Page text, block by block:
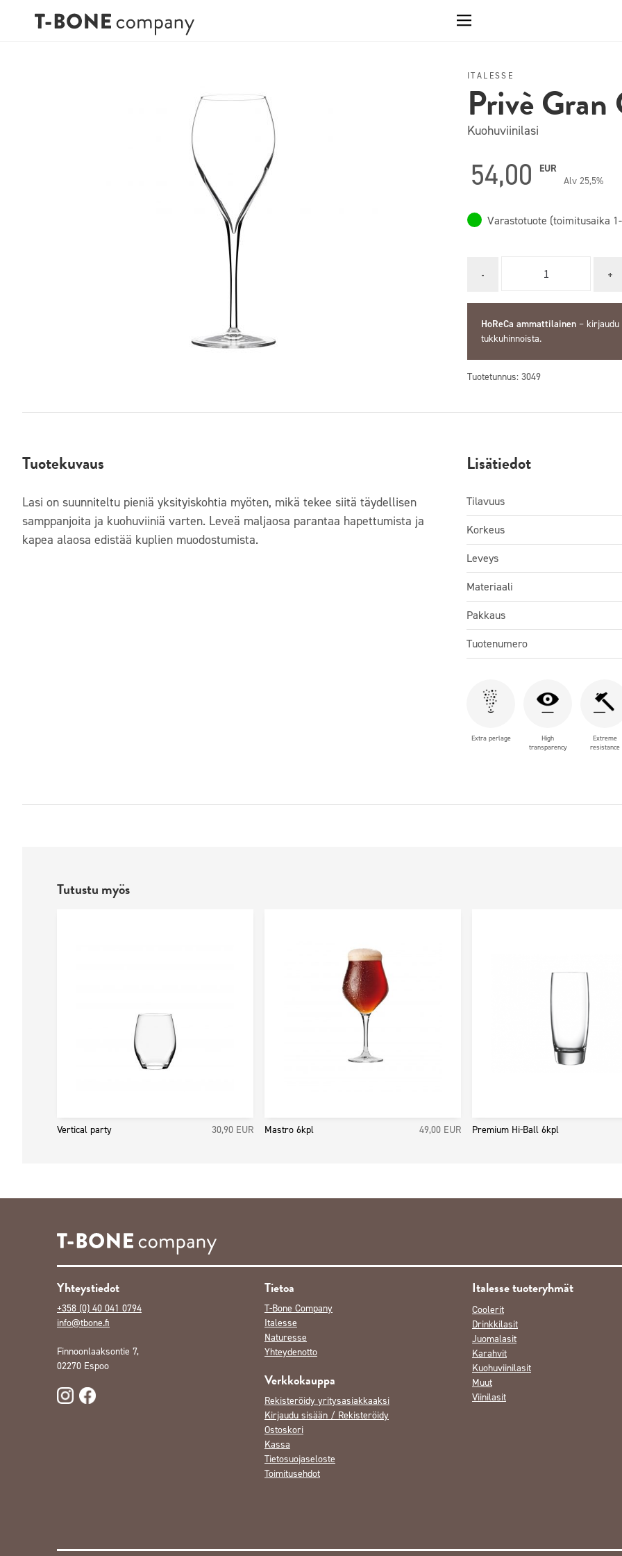
ITALESSE
Privè
Kuohuviinilasi
54,00
EUR
Alv 25,5%
Varastotuote (toimitusaika
HoReCa ammattilainen –
tukkuhinnoista.
Tuotetunnus: 3049
Tuotekuvaus
Lasi on suunniteltu pieniä yksityiskohtia myöten, mikä tekee siitä täydellisen
samppanjoita ja kuohuviiniä varten. Leveä maljaosa parantaa hapettumista ja
kapea alaosa edistää kuplien muodostumista.
Lisätiedot
Tilavuus
Korkeus
Leveys
Materiaali
Pakkaus
Tuotenumero
Extra perlage
High
transparency
Extreme
resistance
Tutustu myös
Vertical party 30,90 EUR Mastro 6kpl 49,00 EUR Premium Hi-Ball 6kpl
Yhteystiedot
+358 (0) 40 041 0794
info@tbone.fi
Finnoonlaaksontie 7,
02270 Espoo
Tietoa
T-Bone Company
Italesse
Naturesse
Yhteydenotto
Verkkokauppa
Rekisteröidy yritysasiakkaaksi
Kirjaudu sisään / Rekisteröidy
Ostoskori
Kassa
Tietosuojaseloste
Toimitusehdot
Italesse tuoteryhmät
Coolerit
Drinkkilasit
Juomalasit
Karahvit
Kuohuviinilasit
Muut
Viinilasit